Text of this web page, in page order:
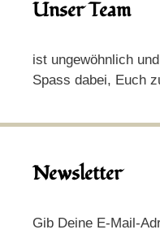
Unser Team
ist ungewöhnlich
Spass dabei, Euch
Newsletter
Gib Deine E-Mail-